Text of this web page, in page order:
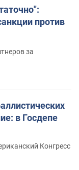
против
за
в Госдепе
Конгресс